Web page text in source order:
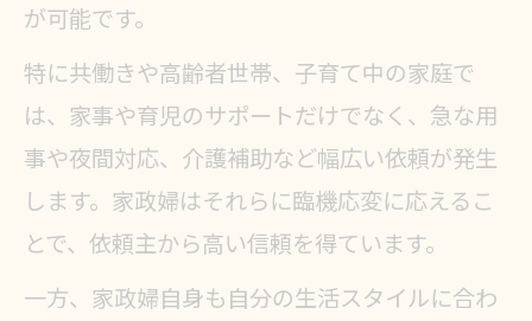
が可能です。
特に共働きや高齢者世帯、子育て中の家庭で
は、家事や育児のサポートだけでなく、急な用
事や夜間対応、介護補助など幅広い依頼が発生
します。家政婦はそれらに臨機応変に応えるこ
とで、依頼主から高い信頼を得ています。
一方、家政婦自身も自分の生活スタイルに合わ